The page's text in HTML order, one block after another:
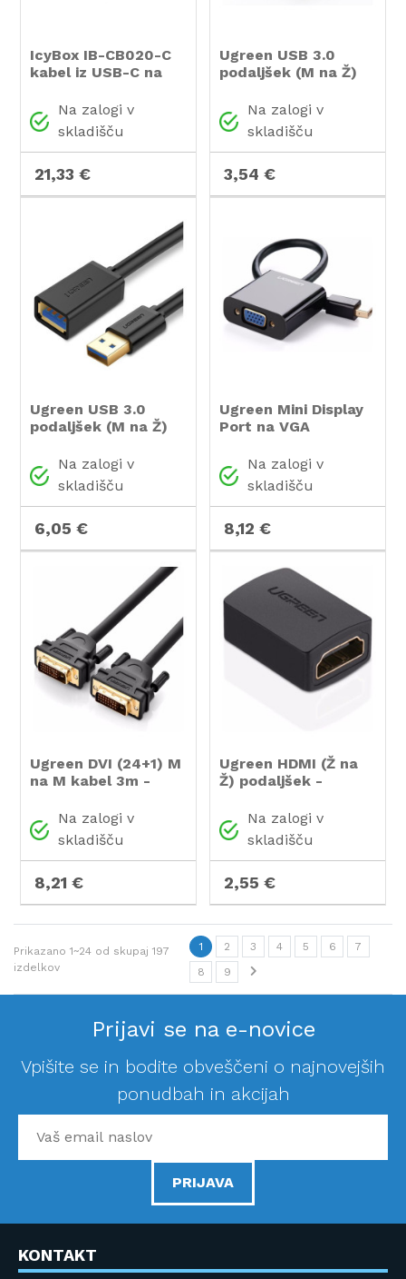
IcyBox IB-CB020-C
kabel iz USB-C na
4k@60Hz
Na zalogi v
skladišču
21,33 €
Ugreen USB 3.0
podaljšek (M na Ž)
Na zalogi v
skladišču
3,54 €
Ugreen USB 3.0
podaljšek (M na Ž)
Na zalogi v
skladišču
6,05 €
Ugreen Mini Display
Port na VGA
Na zalogi v
skladišču
8,12 €
Ugreen DVI (24+1) M
na M kabel 3m -
Na zalogi v
skladišču
8,21 €
Ugreen HDMI (Ž na
Ž) podaljšek -
Na zalogi v
skladišču
2,55 €
Prikazano 1~24 od skupaj 197
izdelkov
1 2 3 4 5 6
7
8
9
Prijavi se na e-novice
Vpišite se in bodite obveščeni o najnovejših
ponudbah in akcijah
PRIJAVA
KONTAKT